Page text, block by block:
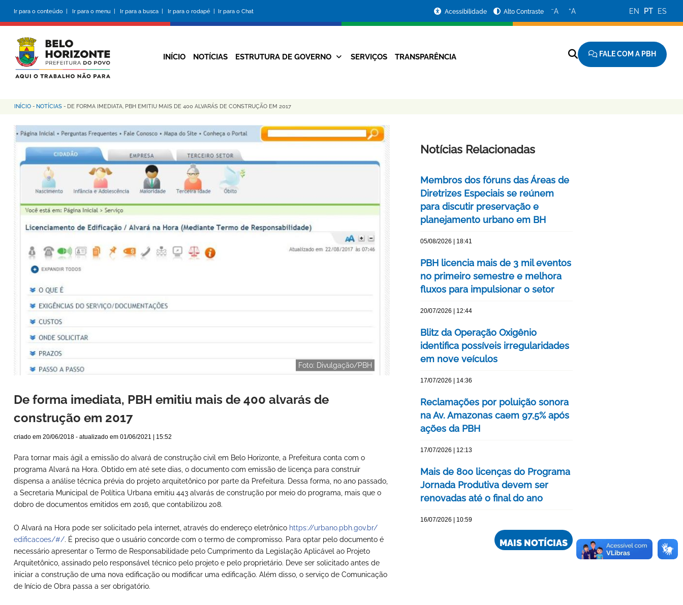
conteúdo
principal
Ir para o conteúdo | Ir para o menu | Ir para a busca | Ir para o rodapé | Ir para o Chat
da
Prefeitura
Acessibilidade Alto Contraste −A +A EN PT ES
Navegação
INÍCIO NOTÍCIAS ESTRUTURA DE GOVERNO SERVIÇOS TRANSPARÊNCIA FALE COM A PBH
Trilha
de
navegação
INÍCIO - NOTÍCIAS - DE FORMA IMEDIATA, PBH EMITIU MAIS DE 400 ALVARÁS DE CONSTRUÇÃO EM 2017
Foto: Divulgação/PBH
De forma imediata, PBH emitiu mais de 400 alvarás de
construção em 2017
criado em 20/06/2018 - atualizado em 01/06/2021 | 15:52
Para tornar mais ágil a emissão do alvará de construção civil em Belo Horizonte, a Prefeitura conta com o
programa Alvará na Hora. Obtido em até sete dias, o documento com emissão de licença para construir
dispensa a análise técnica prévia do projeto arquitetônico por parte da Prefeitura. Dessa forma, no ano passado,
a Secretaria Municipal de Política Urbana emitiu 443 alvarás de construção por meio do programa, mais que o
dobro de documentos emitidos em 2016, que contabilizou 208.
O Alvará na Hora pode ser solicitado pela internet, através do endereço eletrônico https://urbano.pbh.gov.br/
edificacoes/#/. É preciso que o usuário concorde com o termo de compromisso. Para optar pelo documento é
necessário apresentar o Termo de Responsabilidade pelo Cumprimento da Legislação Aplicável ao Projeto
Arquitetônico, assinado pelo responsável técnico pelo projeto e pelo proprietário. Deve ser solicitado antes de
iniciar a construção de uma nova edificação ou modificar uma edificação. Além disso, o serviço de Comunicação
de Início de Obra passa a ser obrigatório.
Notícias Relacionadas
Membros dos fóruns das Áreas de
Diretrizes Especiais se reúnem
para discutir preservação e
planejamento urbano em BH
05/08/2026 | 18:41
PBH licencia mais de 3 mil eventos
no primeiro semestre e melhora
fluxos para impulsionar o setor
20/07/2026 | 12:44
Blitz da Operação Oxigênio
identifica possíveis irregularidades
em nove veículos
17/07/2026 | 14:36
Reclamações por poluição sonora
na Av. Amazonas caem 97,5% após
ações da PBH
17/07/2026 | 12:13
Mais de 800 licenças do Programa
Jornada Produtiva devem ser
renovadas até o final do ano
16/07/2026 | 10:59
MAIS NOTÍCIAS